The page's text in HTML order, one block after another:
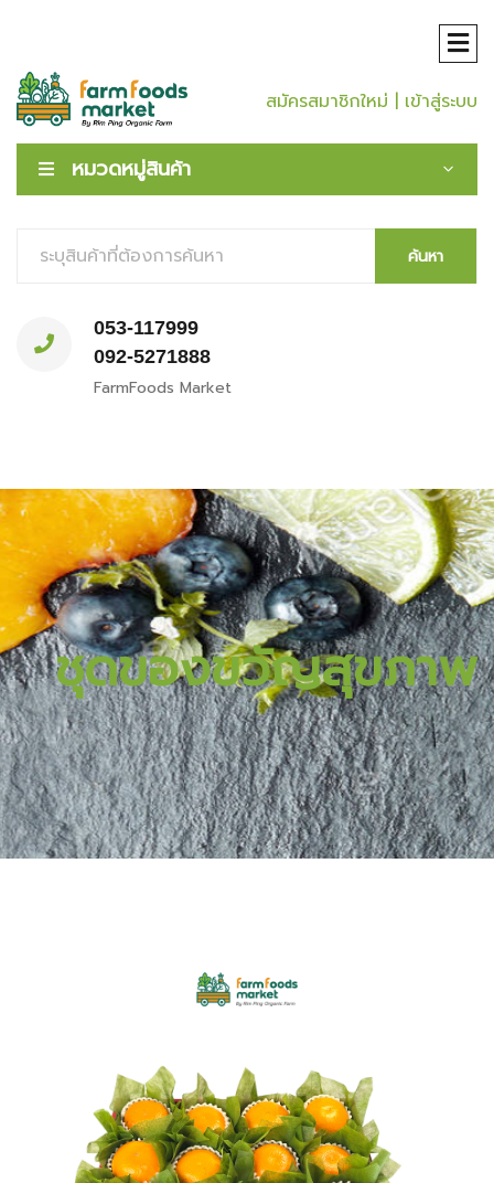
สมัครสมาชิกใหม่ | เข้าสู่ระบบ
หมวดหมู่สินค้า
ค้นหา
053-117999
092-5271888
FarmFoods Market
ชุดของขวัญสุขภาพ